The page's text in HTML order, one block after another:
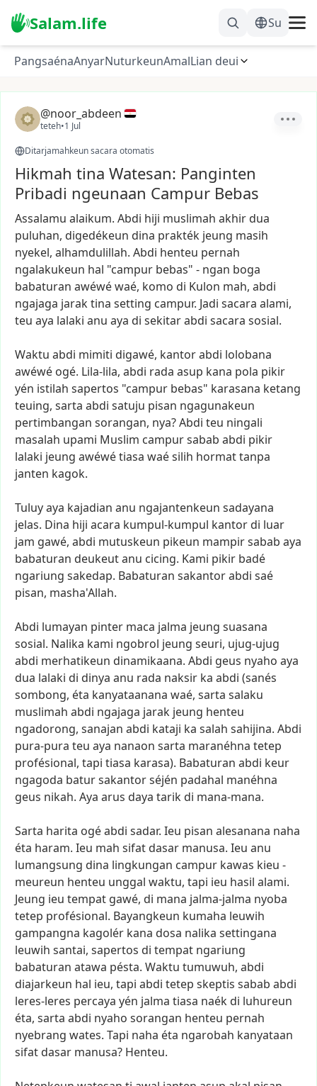
Salam.life Su
PangsaénaAnyarNuturkeunAmalLian deui
@noor_abdeen
teteh•1 Jul
Ditarjamahkeun sacara otomatis
Hikmah tina Watesan: Panginten
Pribadi ngeunaan Campur Bebas
Assalamu alaikum. Abdi hiji muslimah akhir dua
puluhan, digedékeun dina prakték jeung masih
nyekel, alhamdulillah. Abdi henteu pernah
ngalakukeun hal "campur bebas" - ngan boga
babaturan awéwéwaé, komo di Kulon mah, abdi
ngajaga jaraktina setting campur. Jadi sacara alami,
teu aya lalaki anu aya di sekitarabdi sacara sosial.
Waktu abdi mimiti digawé, kantorabdi lolobana
awéwé ogé. Lila-lila, abdi rada asup kana pola pikir
yén istilah sapertos "campur bebas" karasana ketang
teuing, sarta abdi satuju pisan ngagunakeun
pertimbangan sorangan, nya?Abdi teu ningali
masalah upami Muslim campursabab abdi pikir
lalaki jeung awéwétiasa waésilih hormattanpa
janten kagok.
Tuluyaya kajadian anu ngajantenkeun sadayana
jelas. Dina hiji acara kumpul-kumpul kantor di luar
jam gawé, abdi mutuskeun pikeun mampirsabab aya
babaturan deukeutanu cicing. Kami pikir badé
ngariung sakedap. Babaturan sakantorabdi saé
pisan, masha'Allah.
Abdi lumayan pinter maca jalma jeung suasana
sosial. Nalika kami ngobrol jeung seuri, ujug-ujug
abdi merhatikeun dinamikaana. Abdi geus nyaho aya
dua lalaki di dinya anu rada naksir ka abdi (sanés
sombong, éta kanyataanana waé, sarta salaku
muslimah abdi ngajaga jarak jeung henteu
ngadorong, sanajan abdi kataji ka salah sahijina. Abdi
pura-pura teu aya nanaon sarta maranéhna tetep
profésional, tapi tiasa karasa). Babaturan abdi keur
ngagoda batursakantorséjén padahal manéhna
geus nikah. Aya arus daya tarik di mana-mana.
Sarta harita ogéabdi sadar. Ieu pisan alesanana naha
éta haram. Ieu mah sifat dasar manusa. Ieu anu
lumangsung dina lingkungan campur kawas kieu -
meureun henteu unggal waktu, tapi ieu hasil alami.
Jeung ieu tempat gawé, di mana jalma-jalma nyoba
tetep profésional. Bayangkeun kumaha leuwih
gampangna kagolér kana dosa nalika settingana
leuwih santai, sapertos di tempat ngariung
babaturan atawa pésta. Waktu tumuwuh, abdi
diajarkeun hal ieu, tapi abdi tetep skeptis sabab abdi
leres-leres percaya yén jalma tiasa naék di luhureun
éta, sarta abdi nyaho sorangan henteu pernah
nyebrang wates. Tapi naha éta ngarobah kanyataan
sifat dasar manusa? Henteu.